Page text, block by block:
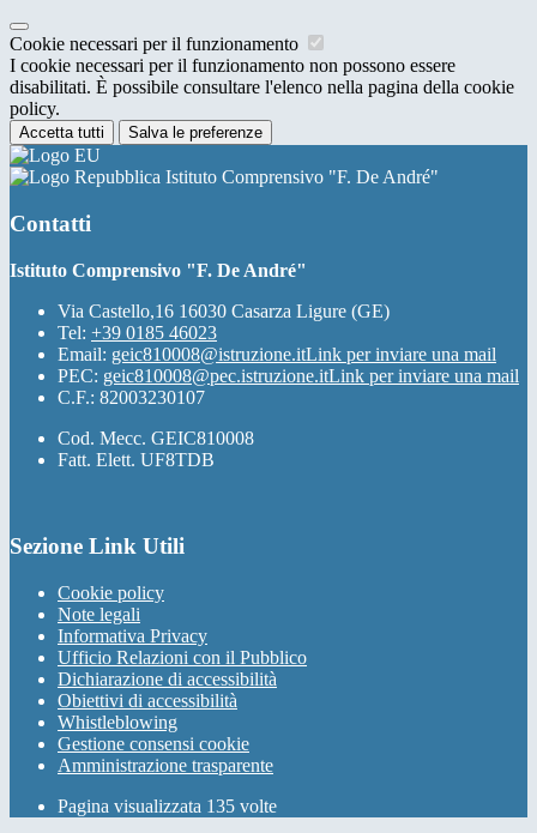
Cookie necessari per il funzionamento
I cookie necessari per il funzionamento non possono essere
disabilitati. È possibile consultare l'elenco nella pagina della cookie
policy.
Accetta tutti Salva le preferenze
Istituto Comprensivo "F. De André"
Contatti
Istituto Comprensivo "F. De André"
Via Castello,16 16030 Casarza Ligure (GE)
Tel: +39 0185 46023
Email: geic810008@istruzione.itLink per inviare una mail
PEC: geic810008@pec.istruzione.itLink per inviare una mail
C.F.: 82003230107
Cod. Mecc. GEIC810008
Fatt. Elett. UF8TDB
Sezione Link Utili
Cookie policy
Note legali
Informativa Privacy
Ufficio Relazioni con il Pubblico
Dichiarazione di accessibilità
Obiettivi di accessibilità
Whistleblowing
Gestione consensi cookie
Amministrazione trasparente
Pagina visualizzata 135 volte